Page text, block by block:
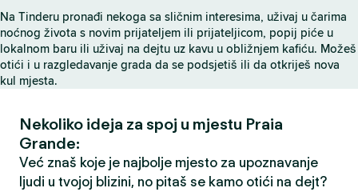
c
a
Na Tinderu pronađi nekoga sa sličnim interesima, uživaj u čarima
noćnog života s novim prijateljem ili prijateljicom, popij piće u
lokalnom baru ili uživaj na dejtu uz kavu u obližnjem kafiću. Možeš
otići i u razgledavanje grada da se podsjetiš ili da otkriješ nova
kul mjesta.
Nekoliko ideja za spoj u mjestu Praia
Grande:
Već znaš koje je najbolje mjesto za upoznavanje
ljudi u tvojoj blizini, no pitaš se kamo otići na dejt?